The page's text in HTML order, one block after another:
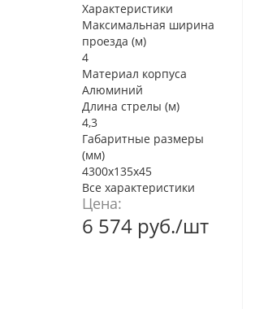
Характеристики
Максимальная ширина
проезда (м)
4
Материал корпуса
Алюминий
Длина стрелы (м)
4,3
Габаритные размеры
(мм)
4300x135x45
Все характеристики
Цена:
6 574 руб./шт